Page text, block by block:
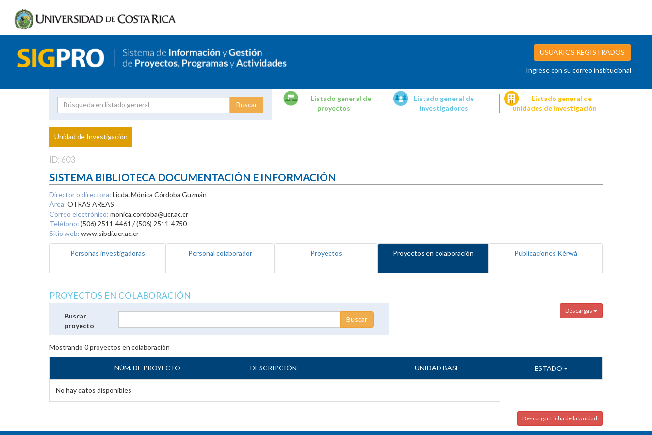
USUARIOS REGISTRADOS
Ingrese con su correo institucional
Proyecto
Investigador
Listado general de
proyectos
Listado general de
investigadores
Listado general de
unidades de investigación
Unidad de Investigación
ID: 603
SISTEMA BIBLIOTECA DOCUMENTACIÓN E INFORMACIÓN
Director o directora: Licda. Mónica Córdoba Guzmán
Área: OTRAS AREAS
Correo electrónico: monica.cordoba@ucr.ac.cr
Teléfono: (506) 2511-4461 / (506) 2511-4750
Sitio web: www.sibdi.ucr.ac.cr
Personas investigadoras Personal colaborador Proyectos Proyectos en colaboración Publicaciones Kérwá
PROYECTOS EN COLABORACIÓN
Descargas
Buscar
proyecto
Mostrando 0proyectos en colaboración
NÚM. DE PROYECTO DESCRIPCIÓN UNIDAD BASE ESTADO
No hay datos disponibles
Descargar Ficha de la Unidad